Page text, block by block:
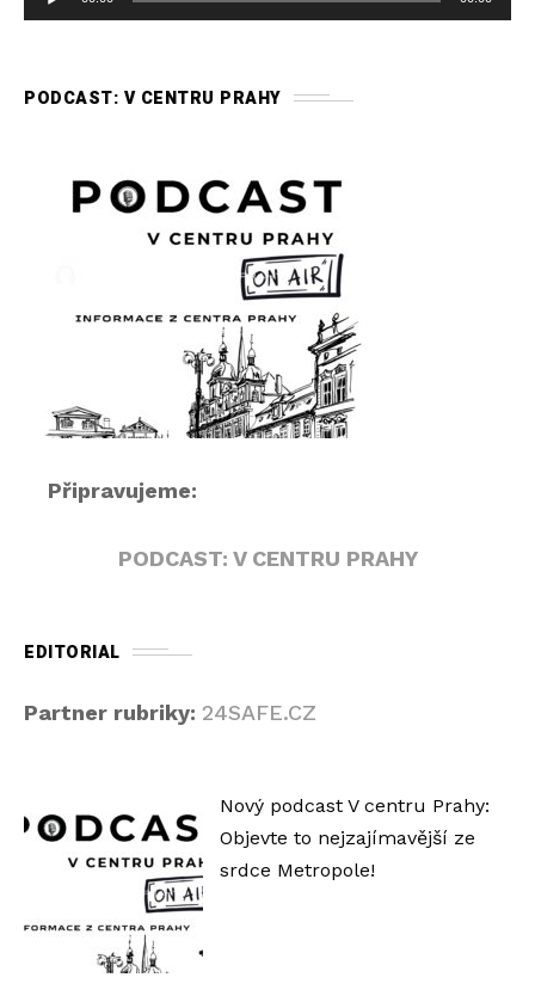
u
PODCAST: V CENTRU PRAHY
Připravujeme:
PODCAST: V CENTRU PRAHY
EDITORIAL
Partner rubriky: 24SAFE.CZ
Nový podcast V centru Prahy:
Objevte to nejzajímavější ze
srdce Metropole!